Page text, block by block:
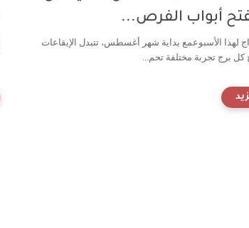
أبواب الفرص...
لهذا الأسبوعمع بداية شهر أغسطس، تتبدل الإيقاعات
كل برج تجربة مختلفة تحم...